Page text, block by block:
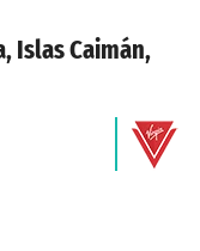
Islas Caimán,